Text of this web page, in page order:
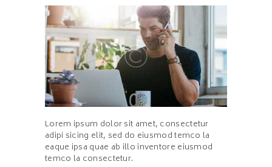
Lorem ipsum dolor sit amet, consectetur
adipi sicing elit, sed do eiusmod temco la
eaque ipsa quae ab illo inventore eiusmod
temco la consectetur.